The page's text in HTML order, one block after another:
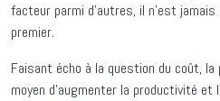
facteur parmi d’autres, il n’est
premier.
Faisant écho à la question du coût,
moyen d’augmenter la productivité